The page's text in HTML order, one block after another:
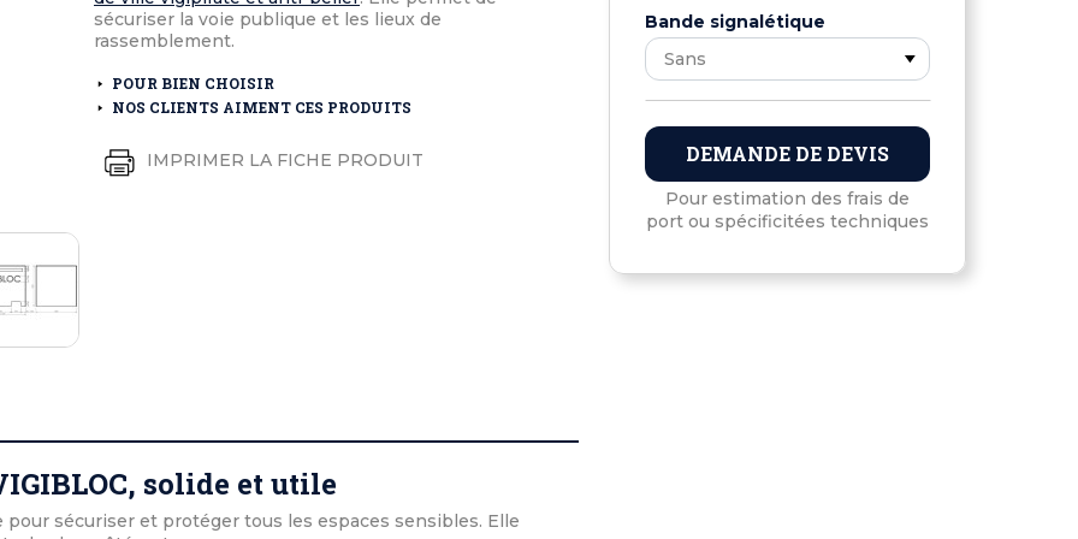
extérieurs
extérieurs
et médaille d'honneur
fanion
cérémonies
sécuriser la voie publique et les lieux de
rassemblement.
POUR BIEN CHOISIR
NOS CLIENTS AIMENT CES PRODUITS
IMPRIMER LA FICHE PRODUIT
solide et utile
sécuriser et protéger tous les espaces sensibles. Elle
Bande signalétique
DEMANDE DE DEVIS
Pour estimation des frais de
port ou spécificitées techniques